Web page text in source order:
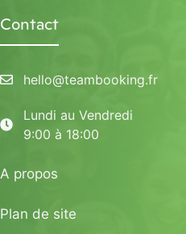
Contact
hello@teambooking.fr
Lundi au Vendredi
9:00 à 18:00
A propos
Plan de site